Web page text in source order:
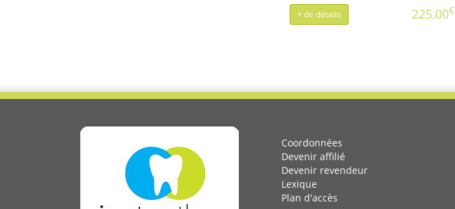
+ de détails 225,00€
Coordonnées
Devenir affilié
Devenir revendeur
Lexique
Plan d'accès